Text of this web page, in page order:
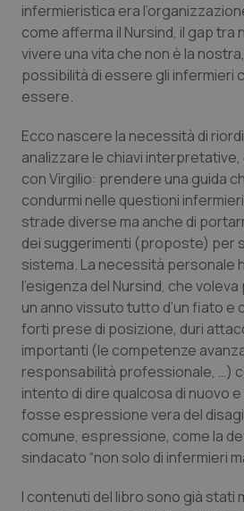
Sardegna
Sicilia
Toscana
Umbria
Valle D’Aosta
Veneto
Malattia di Crohn &
Neuroscienze &
Obesità
Oftalmologia
Oncodermatologia
Oncoematologia
Oncologia & Nutrizione
Psoriasi & pelle
Quotidiano Cardiologia
Quotidiano Chirurgia
infermieristica era
come afferma il Nursind, il gap tra
vivere una vita che non è la
possibilità di essere gli infermieri
essere.
Ecco nascere la necessità di
analizzare le chiavi
con Virgilio: prendere una guida
condurmi nelle questioni
strade diverse ma anche di
dei suggerimenti (proposte) per
sistema. La necessità personale
l’esigenza del Nursind, che
un anno vissuto tutto d’un fiato
forti prese di posizione, duri
importanti (le competenze
responsabilità professionale, …)
intento di dire qualcosa di nuovo
fosse espressione vera del
comune, espressione, come la
sindacato “non solo di infermieri
I contenuti del libro sono già stati